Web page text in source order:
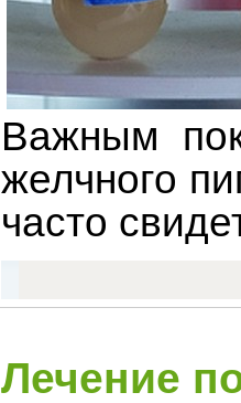
Важным
желчного
часто
Лечение